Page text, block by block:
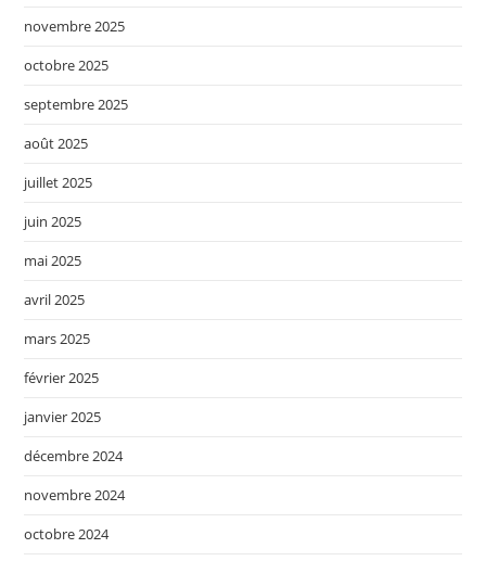
novembre 2025
octobre 2025
septembre 2025
août 2025
juillet 2025
juin 2025
mai 2025
avril 2025
mars 2025
février 2025
janvier 2025
décembre 2024
novembre 2024
octobre 2024